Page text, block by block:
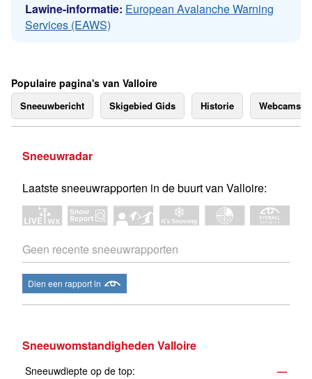
Lawine-informatie: European Avalanche Warning
Services (EAWS)
Populaire pagina's van Valloire
Sneeuwbericht Skigebied Gids Historie Webcams
Sneeuwradar
Laatste sneeuwrapporten in de buurt van Valloire:
Geen recente sneeuwrapporten
Dien een rapport in
Sneeuwomstandigheden Valloire
Sneeuwdiepte op de top:
—